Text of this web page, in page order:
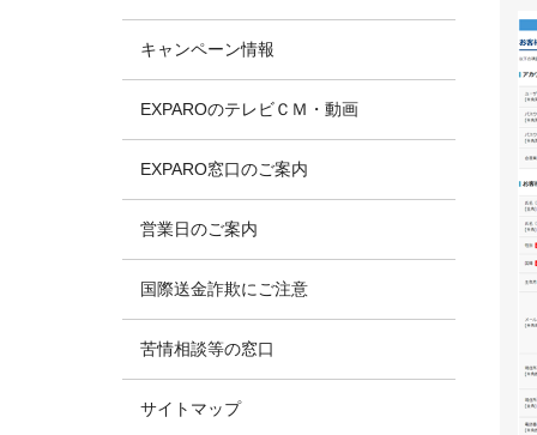
キャンペーン情報
EXPAROのテレビＣＭ・動画
EXPARO窓口のご案内
営業日のご案内
国際送金詐欺にご注意
苦情相談等の窓口
サイトマップ